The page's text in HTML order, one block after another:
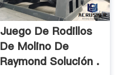
Juego De Rodillos
De Molino De
Raymond Solución .